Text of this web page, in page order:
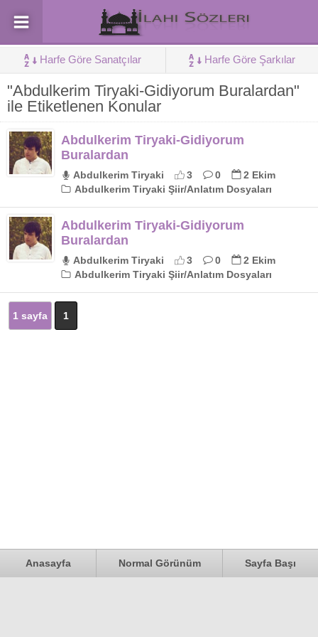
Harfe Göre Sanatçılar Harfe Göre Şarkılar
"Abdulkerim Tiryaki-Gidiyorum Buralardan"
ile Etiketlenen Konular
Abdulkerim Tiryaki-Gidiyorum
Buralardan
Abdulkerim Tiryaki 3 0
2 Ekim
Abdulkerim Tiryaki Şiir/Anlatım Dosyaları
Abdulkerim Tiryaki-Gidiyorum
Buralardan
Abdulkerim Tiryaki 3 0
2 Ekim
Abdulkerim Tiryaki Şiir/Anlatım Dosyaları
1 sayfa 1
Anasayfa Normal Görünüm Sayfa Başı